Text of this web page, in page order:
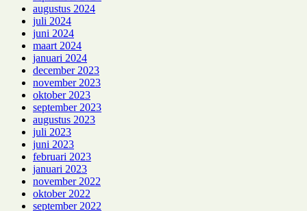
augustus 2024
juli 2024
juni 2024
maart 2024
januari 2024
december 2023
november 2023
oktober 2023
september 2023
augustus 2023
juli 2023
juni 2023
februari 2023
januari 2023
november 2022
oktober 2022
september 2022